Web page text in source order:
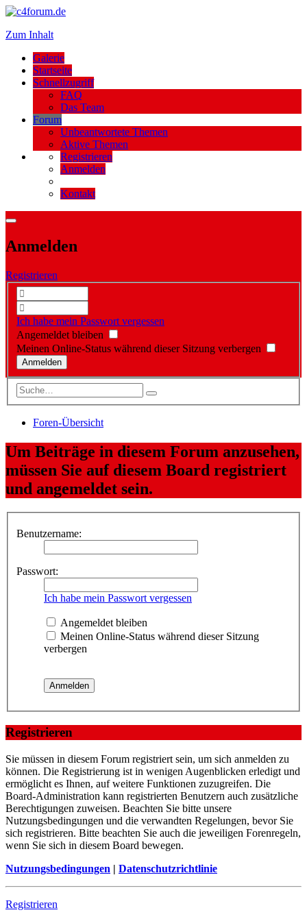
Zum Inhalt
Galerie
Startseite
Schnellzugriff
FAQ
Das Team
Forum
Unbeantwortete Themen
Aktive Themen
Registrieren
Anmelden
Kontakt
Anmelden
Registrieren
Ich habe mein Passwort vergessen
Angemeldet bleiben
Meinen Online-Status während dieser Sitzung verbergen
Foren-Übersicht
Um Beiträge in diesem Forum anzusehen,
müssen Sie auf diesem Board registriert
und angemeldet sein.
Benutzername:
Passwort:
Ich habe mein Passwort vergessen
Angemeldet bleiben
Meinen Online-Status während dieser Sitzung
verbergen
Registrieren
Sie müssen in diesem Forum registriert sein, um sich anmelden zu
können. Die Registrierung ist in wenigen Augenblicken erledigt und
ermöglicht es Ihnen, auf weitere Funktionen zuzugreifen. Die
Board-Administration kann registrierten Benutzern auch zusätzliche
Berechtigungen zuweisen. Beachten Sie bitte unsere
Nutzungsbedingungen und die verwandten Regelungen, bevor Sie
sich registrieren. Bitte beachten Sie auch die jeweiligen Forenregeln,
wenn Sie sich in diesem Board bewegen.
Nutzungsbedingungen | Datenschutzrichtlinie
Registrieren